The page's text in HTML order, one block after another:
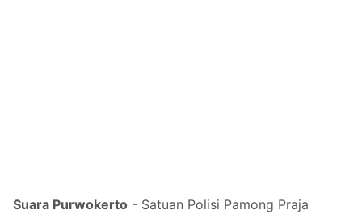
Suara Purwokerto - Satuan Polisi Pamong Praja